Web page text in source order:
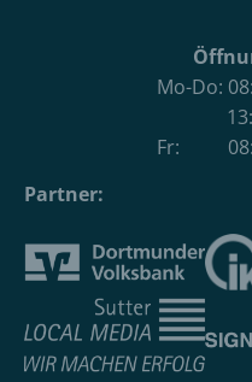
Mo-Do:
13:00
Fr:
Partner: